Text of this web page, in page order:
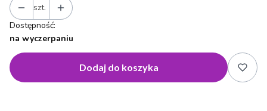
szt.
Dostępność:
na wyczerpaniu
Dodaj do koszyka